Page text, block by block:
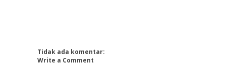
Tidak ada komentar:
Write a Comment